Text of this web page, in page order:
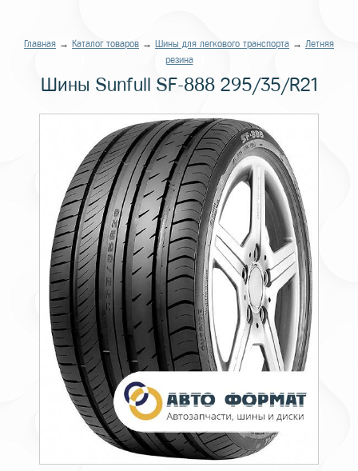
Главная → Каталог товаров → Шины для легкового транспорта → Летняя
резина
Шины Sunfull SF-888 295/35/R21